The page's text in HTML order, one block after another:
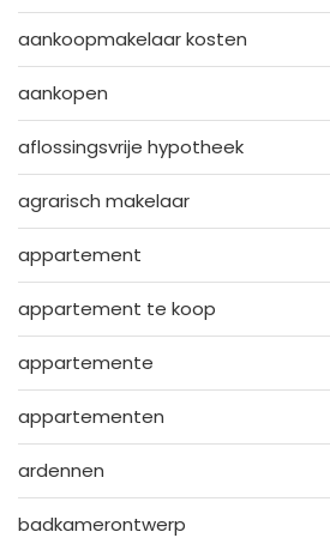
aankoopmakelaar kosten
aankopen
aflossingsvrije hypotheek
agrarisch makelaar
appartement
appartement te koop
appartemente
appartementen
ardennen
badkamerontwerp